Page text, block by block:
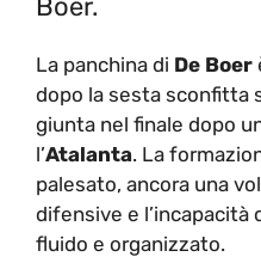
La panchina di De Boer
dopo la sesta sconfitta
giunta nel finale dopo
l’Atalanta. La
palesato, ancora una
difensive e l’incapacità
fluido e organizzato.